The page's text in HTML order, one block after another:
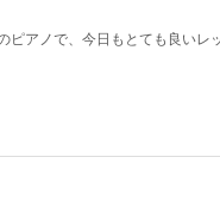
アノで、今日もとても良いレ